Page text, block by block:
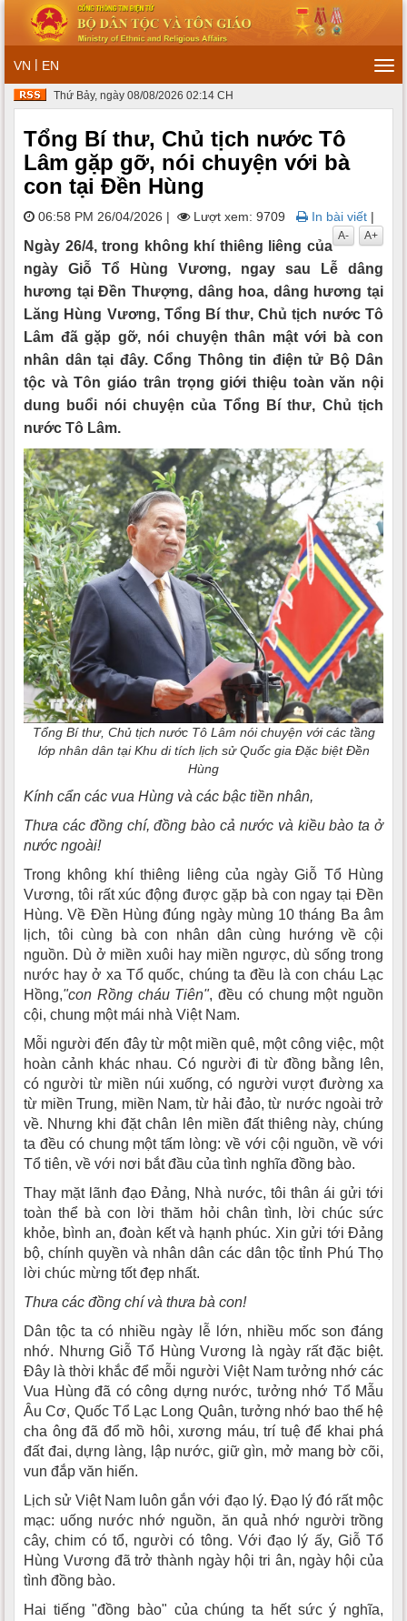
VN | EN
Thứ Bảy, ngày 08/08/2026 02:14 CH
Tổng Bí thư, Chủ tịch nước Tô
Lâm gặp gỡ, nói chuyện với bà
con tại Đền Hùng
06:58 PM 26/04/2026 | Lượt xem: 9709 In bài viết |
A+
A-
Ngày 26/4, trong không khí thiêng liêng của
ngày Giỗ Tổ Hùng Vương, ngay sau Lễ dâng
hương tại Đền Thượng, dâng hoa, dâng hương tại
Lăng Hùng Vương, Tổng Bí thư, Chủ tịch nước Tô
Lâm đã gặp gỡ, nói chuyện thân mật với bà con
nhân dân tại đây. Cổng Thông tin điện tử Bộ Dân
tộc và Tôn giáo trân trọng giới thiệu toàn văn nội
dung buổi nói chuyện của Tổng Bí thư, Chủ tịch
nước Tô Lâm.
Tổng Bí thư, Chủ tịch nước Tô Lâm nói chuyện với các tầng
lớp nhân dân tại Khu di tích lịch sử Quốc gia Đặc biệt Đền
Hùng
Kính cẩn các vua Hùng và các bậc tiền nhân,
Thưa các đồng chí, đồng bào cả nước và kiều bào ta ở
nước ngoài!
Trong không khí thiêng liêng của ngày Giỗ Tổ Hùng
Vương, tôi rất xúc động được gặp bà con ngay tại Đền
Hùng. Về Đền Hùng đúng ngày mùng 10 tháng Ba âm
lịch, tôi cùng bà con nhân dân cùng hướng về cội
nguồn. Dù ở miền xuôi hay miền ngược, dù sống trong
nước hay ở xa Tổ quốc, chúng ta đều là con cháu Lạc
Hồng,"con Rồng cháu Tiên", đều có chung một nguồn
cội, chung một mái nhà Việt Nam.
Mỗi người đến đây từ một miền quê, một công việc, một
hoàn cảnh khác nhau. Có người đi từ đồng bằng lên,
có người từ miền núi xuống, có người vượt đường xa
từ miền Trung, miền Nam, từ hải đảo, từ nước ngoài trở
về. Nhưng khi đặt chân lên miền đất thiêng này, chúng
ta đều có chung một tấm lòng: về với cội nguồn, về với
Tổ tiên, về với nơi bắt đầu của tình nghĩa đồng bào.
Thay mặt lãnh đạo Đảng, Nhà nước, tôi thân ái gửi tới
toàn thể bà con lời thăm hỏi chân tình, lời chúc sức
khỏe, bình an, đoàn kết và hạnh phúc. Xin gửi tới Đảng
bộ, chính quyền và nhân dân các dân tộc tỉnh Phú Thọ
lời chúc mừng tốt đẹp nhất.
Thưa các đồng chí và thưa bà con!
Dân tộc ta có nhiều ngày lễ lớn, nhiều mốc son đáng
nhớ. Nhưng Giỗ Tổ Hùng Vương là ngày rất đặc biệt.
Đây là thời khắc để mỗi người Việt Nam tưởng nhớ các
Vua Hùng đã có công dựng nước, tưởng nhớ Tổ Mẫu
Âu Cơ, Quốc Tổ Lạc Long Quân, tưởng nhớ bao thế hệ
cha ông đã đổ mồ hôi, xương máu, trí tuệ để khai phá
đất đai, dựng làng, lập nước, giữ gìn, mở mang bờ cõi,
vun đắp văn hiến.
Lịch sử Việt Nam luôn gắn với đạo lý. Đạo lý đó rất mộc
mạc: uống nước nhớ nguồn, ăn quả nhớ người trồng
cây, chim có tổ, người có tông. Với đạo lý ấy, Giỗ Tổ
Hùng Vương đã trở thành ngày hội tri ân, ngày hội của
tình đồng bào.
Hai tiếng "đồng bào" của chúng ta hết sức ý nghĩa,